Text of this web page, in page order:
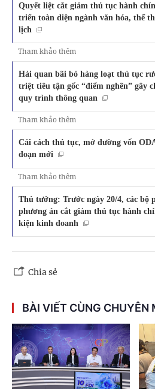
Quyết liệt cắt giảm thủ tục hành
triển toàn diện ngành văn hóa, thể
lịch
Tham khảo thêm
Hải quan bãi bỏ hàng loạt thủ tục
triệt tiêu tận gốc “điểm nghẽn” gây
quy trình thông quan
Tham khảo thêm
Cải cách thủ tục, mở đường vốn
đoạn mới
Tham khảo thêm
Thủ tướng: Trước ngày 20/4, các bộ
phương án cắt giảm thủ tục hành
kiện kinh doanh
Chia sẻ
BÀI VIẾT CÙNG CHUYÊN